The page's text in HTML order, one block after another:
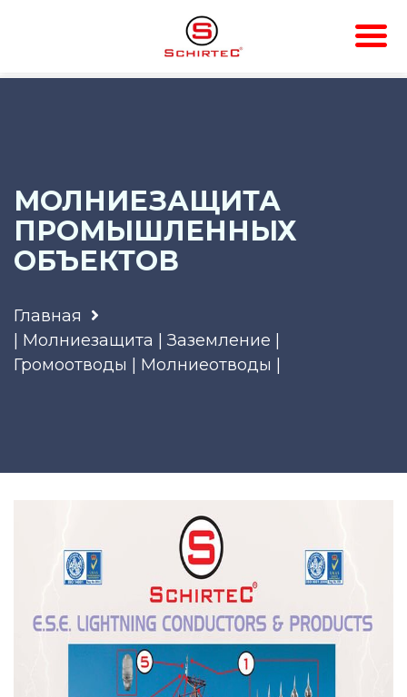
МОЛНИЕЗАЩИТА
ПРОМЫШЛЕННЫХ
ОБЪЕКТОВ
Главная
| Молниезащита | Заземление |
Громоотводы | Молниеотводы |